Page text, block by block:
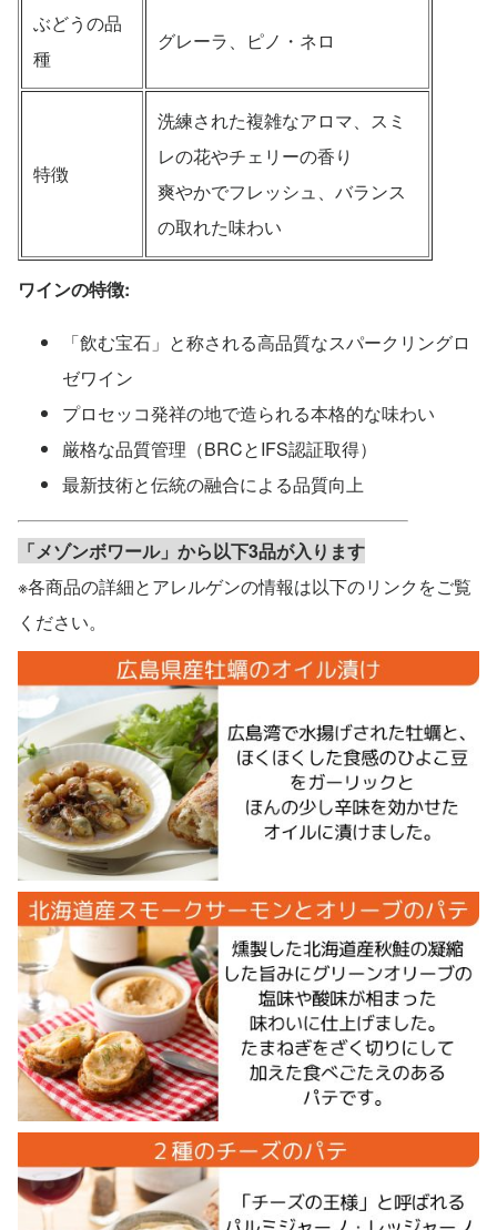
ぶどうの品
種
グレーラ、ピノ・ネロ
特徴
洗練された複雑なアロマ、スミ
レの花やチェリーの香り
爽やかでフレッシュ、バランス
の取れた味わい
ワインの特徴:
「飲む宝石」と称される高品質なスパークリングロ
ゼワイン
プロセッコ発祥の地で造られる本格的な味わい
厳格な品質管理（BRCとIFS認証取得）
最新技術と伝統の融合による品質向上
「メゾンボワール」から以下3品が入ります
※各商品の詳細とアレルゲンの情報は以下のリンクをご覧
ください。